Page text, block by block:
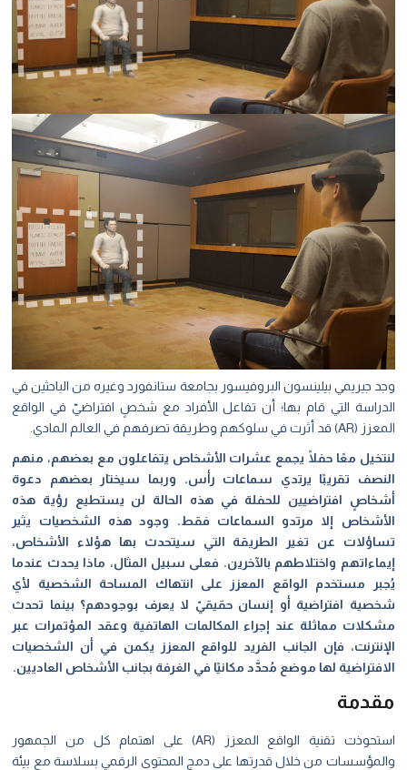
وجد جيريمي بيلينسون البروفيسور بجامعة ستانفورد وغيره من الباحثين في
الدراسة التي قام بها؛ أن تفاعل الأفراد مع شخصٍ افتراضيّ في الواقع
المعزز (AR) قد أثرت في سلوكهم وطريقة تصرفهم في العالم المادي.
لنتخيل معًا حفلًا يجمع عشرات الأشخاص يتفاعلون مع بعضهم، منهم
النصف تقريبًا يرتدي سماعات رأس. وربما سيختار بعضهم دعوة
أشخاصٍ افتراضيين للحفلة في هذه الحالة لن يستطيع رؤية هذه
الأشخاص إلا مرتدو السماعات فقط. وجود هذه الشخصيات يثير
تساؤلات عن تغير الطريقة التي سيتحدث بها هؤلاء الأشخاص،
إيماءاتهم واختلاطهم بالآخرين. فعلى سبيل المثال، ماذا يحدث عندما
يُجبر مستخدم الواقع المعزز على انتهاك المساحة الشخصية لأي
شخصية افتراضية أو إنسان حقيقيّ لا يعرف بوجودهم؟ بينما تحدث
مشكلات مماثلة عند إجراء المكالمات الهاتفية وعقد المؤتمرات عبر
الإنترنت، فإن الجانب الفريد للواقع المعزز يكمن في أن الشخصيات
الافتراضية لها موضع مُحدَّد مكانيًا في الغرفة بجانب الأشخاص العاديين.
مقدمة
استحوذت تقنية الواقع المعزز (AR) على اهتمام كل من الجمهور
والمؤسسات من خلال قدرتها على دمج المحتوى الرقمي بسلاسة مع بيئة